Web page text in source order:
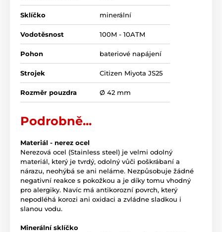
Sklíčko minerální
Vodotěsnost 100M - 10ATM
Pohon bateriové napájení
Strojek Citizen Miyota JS25
Rozměr pouzdra Ø 42 mm
Podrobně...
Materiál - nerez ocel
Nerezová ocel (Stainless steel) je velmi odolný
materiál, který je tvrdý, odolný vůči poškrábaní a
nárazu, neohýbá se ani neláme. Nezpůsobuje žádné
negativní reakce s pokožkou a je díky tomu vhodný
pro alergiky. Navíc má antikorozní povrch, který
nepodléhá korozi ani oxidaci a zvládne sladkou i
slanou vodu.
Minerální sklíčko